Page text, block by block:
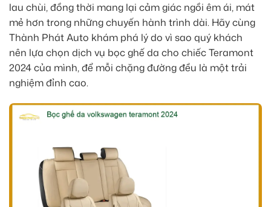
lau chùi, đồng thời mang lại cảm giác ngồi êm ái, mát
mẻ hơn trong những chuyến hành trình dài. Hãy cùng
Thành Phát Auto khám phá lý do vì sao quý khách
nên lựa chọn dịch vụ bọc ghế da cho chiếc Teramont
2024 của mình, để mỗi chặng đường đều là một trải
nghiệm đỉnh cao.